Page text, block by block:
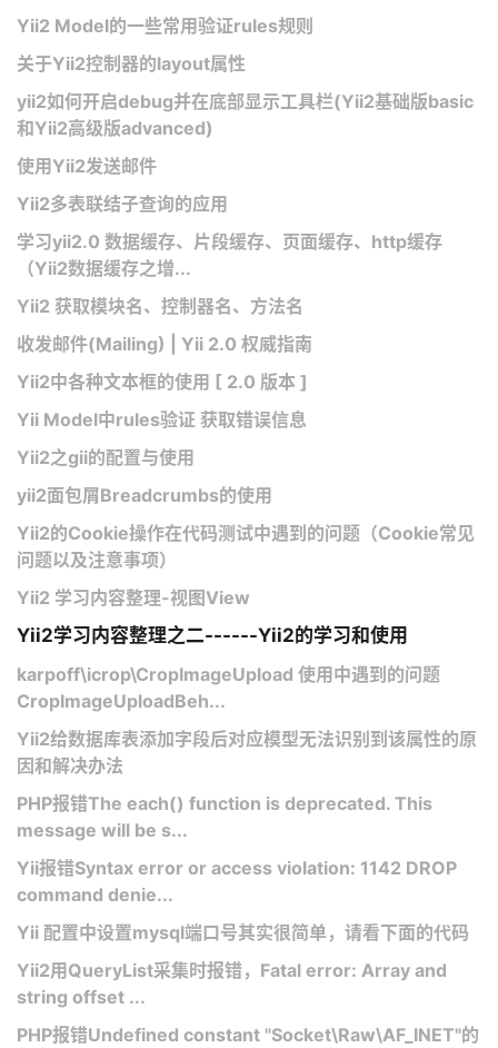
Yii2 Model的一些常用验证rules规则
关于Yii2控制器的layout属性
yii2如何开启debug并在底部显示工具栏(Yii2基础版basic
和Yii2高级版advanced)
使用Yii2发送邮件
Yii2多表联结子查询的应用
学习yii2.0 数据缓存、片段缓存、页面缓存、http缓存
（Yii2数据缓存之增...
Yii2 获取模块名、控制器名、方法名
收发邮件(Mailing) | Yii 2.0 权威指南
Yii2中各种文本框的使用 [ 2.0 版本 ]
Yii Model中rules验证 获取错误信息
Yii2之gii的配置与使用
yii2面包屑Breadcrumbs的使用
Yii2的Cookie操作在代码测试中遇到的问题（Cookie常见
问题以及注意事项）
Yii2 学习内容整理-视图View
Yii2学习内容整理之二------Yii2的学习和使用
karpoff\icrop\CropImageUpload 使用中遇到的问题
CropImageUploadBeh...
Yii2给数据库表添加字段后对应模型无法识别到该属性的原
因和解决办法
PHP报错The each() function is deprecated. This
message will be s...
Yii报错Syntax error or access violation: 1142 DROP
command denie...
Yii 配置中设置mysql端口号其实很简单，请看下面的代码
Yii2用QueryList采集时报错，Fatal error: Array and
string offset ...
PHP报错Undefined constant "Socket\Raw\AF_INET"的